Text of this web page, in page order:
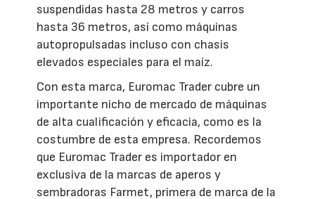
suspendidas hasta 28 metros y carros
hasta 36 metros, así como máquinas
autopropulsadas incluso con chasis
elevados especiales para el maíz.
Con esta marca, Euromac Trader cubre un
importante nicho de mercado de máquinas
de alta cualificación y eficacia, como es la
costumbre de esta empresa. Recordemos
que Euromac Trader es importador en
exclusiva de la marcas de aperos y
sembradoras Farmet, primera de marca de la